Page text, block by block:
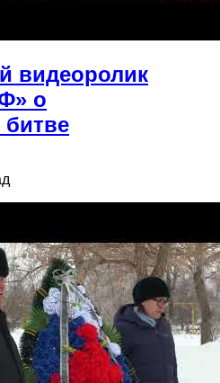
видеоролик
о
битве